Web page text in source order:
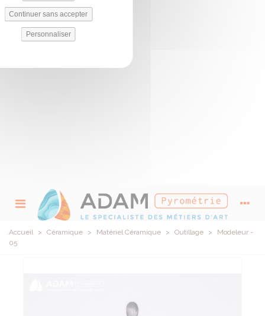
Continuer sans accepter
Personnaliser
Accueil > Céramique > Matériel Céramique > Outillage >
Modeleur -
05